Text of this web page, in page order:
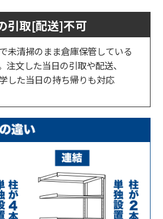
引取[配送]不可
未清掃のまま倉庫保管している
注文した当日の引取や配送、
した当日の持ち帰りも対応